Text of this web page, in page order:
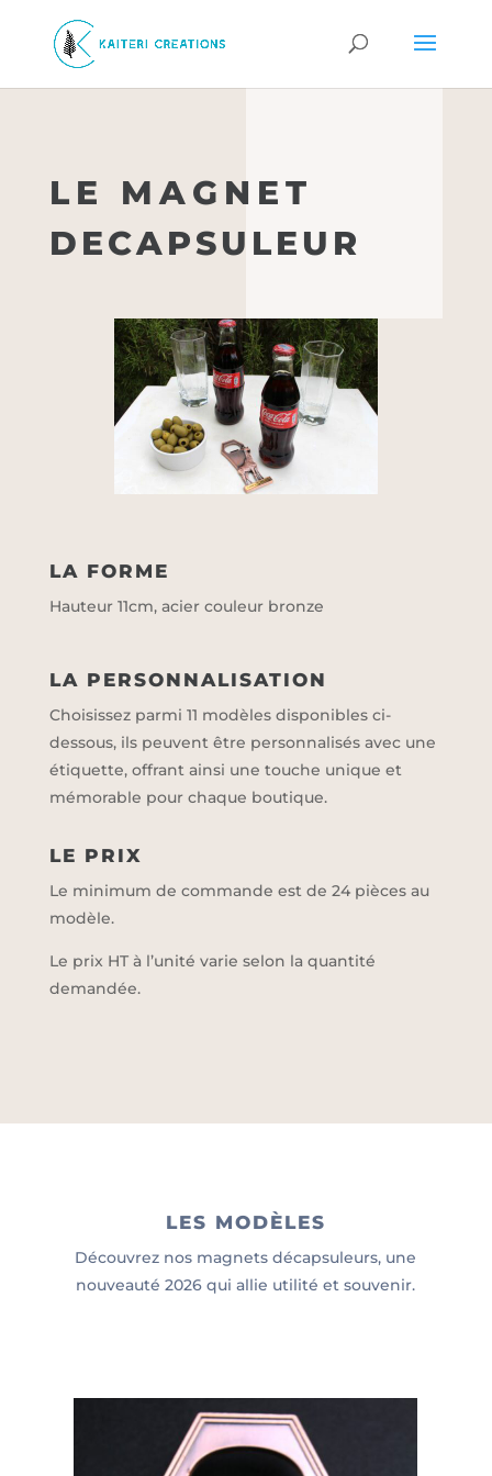
LE MAGNET
DECAPSULEUR
LA FORME
Hauteur 11cm, acier couleur bronze
LA PERSONNALISATION
Choisissez parmi 11 modèles disponibles ci-
dessous, ils peuvent être personnalisés avec une
étiquette, offrant ainsi une touche unique et
mémorable pour chaque boutique.
LE PRIX
Le minimum de commande est de 24 pièces au
modèle.
Le prix HT à l’unité varie selon la quantité
demandée.
LES MODÈLES
Découvrez nos magnets décapsuleurs, une
nouveauté 2026 qui allie utilité et souvenir.